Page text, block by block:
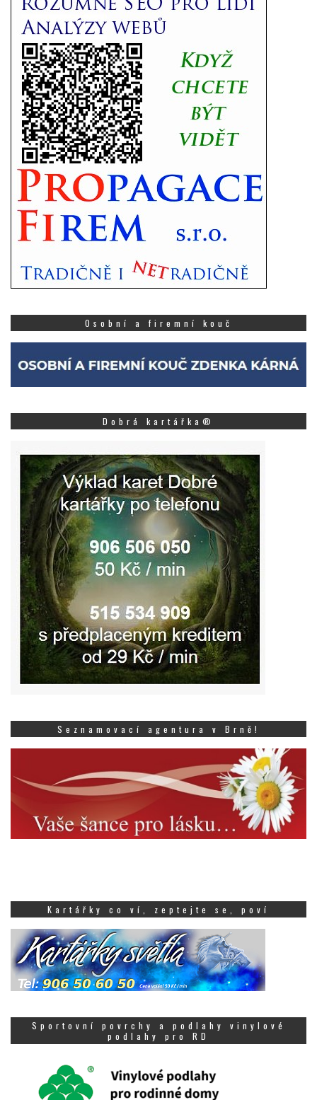
Osobní a firemní kouč
Dobrá kartářka®
Seznamovací agentura v Brně!
Kartářky co ví, zeptejte se, poví
Sportovní povrchy a podlahy vinylové
podlahy pro RD